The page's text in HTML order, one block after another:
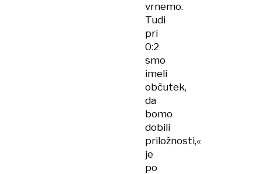
vrnemo.
Tudi
pri
0:2
smo
imeli
občutek,
da
bomo
dobili
priložnosti,«
je
po